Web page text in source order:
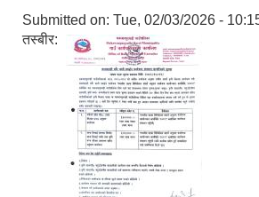
Submitted on: Tue, 02/03/2026 -
तस्बीर: